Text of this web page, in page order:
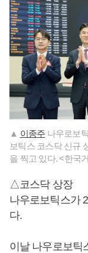
▲ 이종주 나우로보
보틱스 코스닥 신규
을 찍고 있다. <한국
△코스닥 상장
나우로보틱스가
다.
이날 나우로보틱